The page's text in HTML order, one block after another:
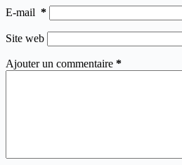
E-mail *
Site web
Ajouter un commentaire *